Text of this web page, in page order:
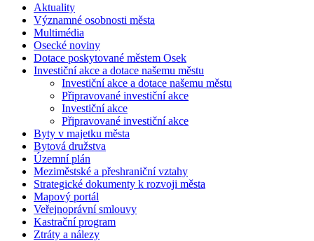
Aktuality
Významné osobnosti města
Multimédia
Osecké noviny
Dotace poskytované městem Osek
Investiční akce a dotace našemu městu
Investiční akce a dotace našemu městu
Připravované investiční akce
Investiční akce
Připravované investiční akce
Byty v majetku města
Bytová družstva
Územní plán
Meziměstské a přeshraniční vztahy
Strategické dokumenty k rozvoji města
Mapový portál
Veřejnoprávní smlouvy
Kastrační program
Ztráty a nálezy